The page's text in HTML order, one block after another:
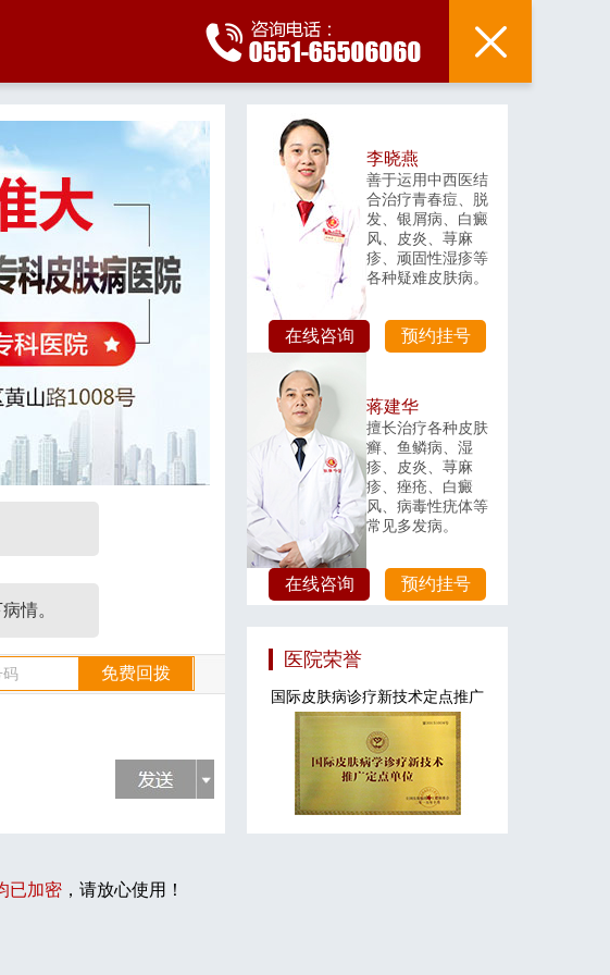
情。
李晓燕
善于运用中西医结
合治疗青春痘、脱
发、银屑病、白癜
风、皮炎、荨麻
疹、顽固性湿疹等
各种疑难皮肤病。
在线咨询 预约挂号
蒋建华
擅长治疗各种皮肤
癣、鱼鳞病、湿
疹、皮炎、荨麻
疹、痤疮、白癜
风、病毒性疣体等
常见多发病。
在线咨询 预约挂号
医院荣誉
国际皮肤病诊疗新技术定点推广
已加密 ，请放心使用！